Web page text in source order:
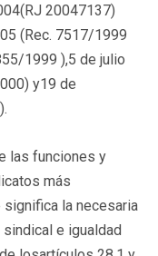
20047137)
(Rec. 7517/1999
1999 ),5 de julio
y19 de
las funciones y
más
la necesaria
e igualdad